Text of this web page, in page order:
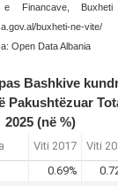
e Financave,
buxheti-ne-vite/
Open Data Albania
Bashkive
Pakushtëzuar
2025 (në %)